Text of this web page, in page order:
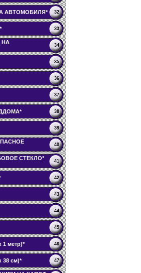
АВТОМОБИЛЯ* 32
33
НА
34
35
36
37
38
39
40
СТЕКЛО*
41
42
43
44
45
1 метр)* 46
38 см)* 47